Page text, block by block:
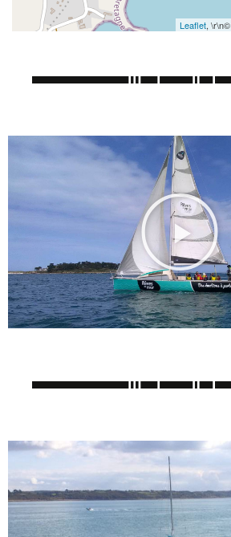
Leaflet, \r\n©